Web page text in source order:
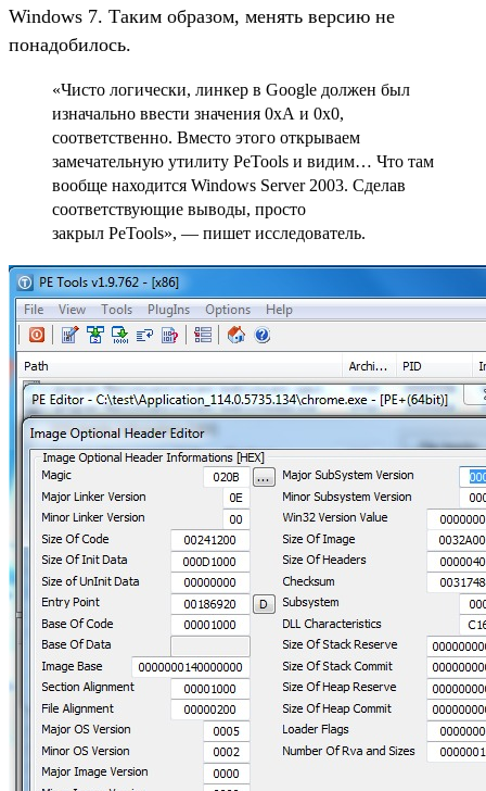
Windows 7. Таким образом, менять версию не
понадобилось.
«Чисто логически, линкер в Google должен был
изначально ввести значения 0xA и 0x0,
соответственно. Вместо этого открываем
замечательную утилиту PeTools и видим… Что там
вообще находится Windows Server 2003. Сделав
соответствующие выводы, просто
закрыл PeTools», — пишет исследователь.